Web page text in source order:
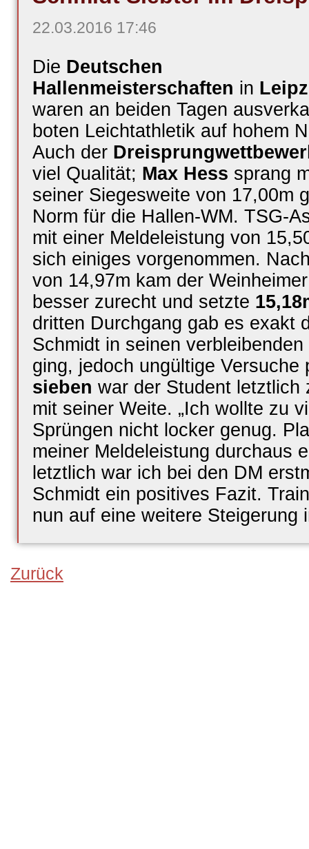
22.03.2016 17:46
Die Deutschen
Hallenmeisterschaften in
waren an beiden Tagen
boten Leichtathletik auf hohem
Auch der
viel Qualität; Max Hess sprang
seiner Siegesweite von 17,00m
Norm für die Hallen-WM. TSG-
mit einer Meldeleistung von
sich einiges vorgenommen.
von 14,97m kam der
besser zurecht und setzte
dritten Durchgang gab es exakt
Schmidt in seinen
ging, jedoch ungültige
sieben war der Student letztlich
mit seiner Weite. „Ich wollte zu
Sprüngen nicht locker genug.
meiner Meldeleistung durchaus
letztlich war ich bei den DM
Schmidt ein positives Fazit.
nun auf eine weitere Steigerung
Zurück